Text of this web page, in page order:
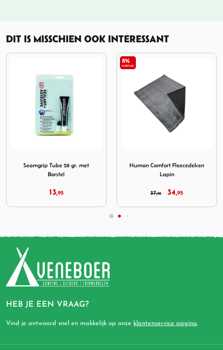
DIT IS MISSCHIEN OOK INTERESSANT
Human Comfort Fleecedeken
Lapin
95 34,
Super Repair Tape patch kit
7,95
HEB JE EEN VRAAG?
Vind je antwoord snel en makkelijk op onze klantenservice pagina.